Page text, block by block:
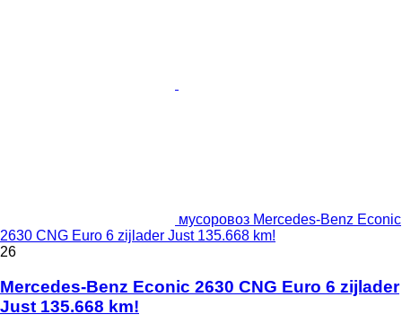
мусоровоз Mercedes-Benz Econic
2630 CNG Euro 6 zijlader Just 135.668 km!
26
Mercedes-Benz Econic 2630 CNG Euro 6 zijlader
Just 135.668 km!